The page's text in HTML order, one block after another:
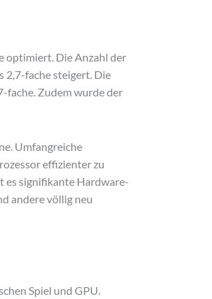
optimiert. Die Anzahl der
2,7-fache steigert. Die
fache. Zudem wurde der
Umfangreiche
effizienter zu
es signifikante Hardware-
andere völlig neu
Spiel und GPU.